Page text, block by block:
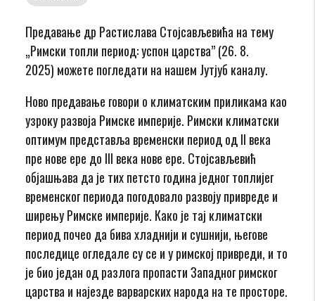
Предавање др Растиславa Стојсављевићa на тему
„Римски топли период: успон царства” (26. 8.
2025) можете погледати на нашем Јутјуб каналу.
Ново предавање говори о климатским приликама као
узроку развоја Римске империје. Римски климатски
оптимум представља временски период од II века
пре нове ере до III века нове ере. Стојсављевић
објашњава да је тих петсто година једног топлијег
временског периода погодовало развоју привреде и
ширењу Римске империје. Како је тај климатски
период почео да бива хладнији и сушнији, његове
последице огледале су се и у римској привреди, и то
је био један од разлога пропасти Западног римског
царства и најезде варварских народа на те просторе.